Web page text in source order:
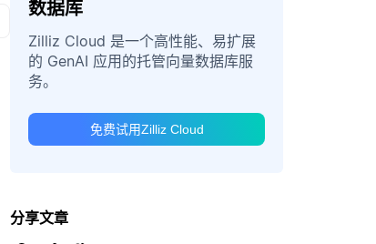
数据库
Zilliz Cloud 是一个高性能、易扩展
的 GenAI 应用的托管向量数据库服
务。
免费试用Zilliz Cloud
分享文章